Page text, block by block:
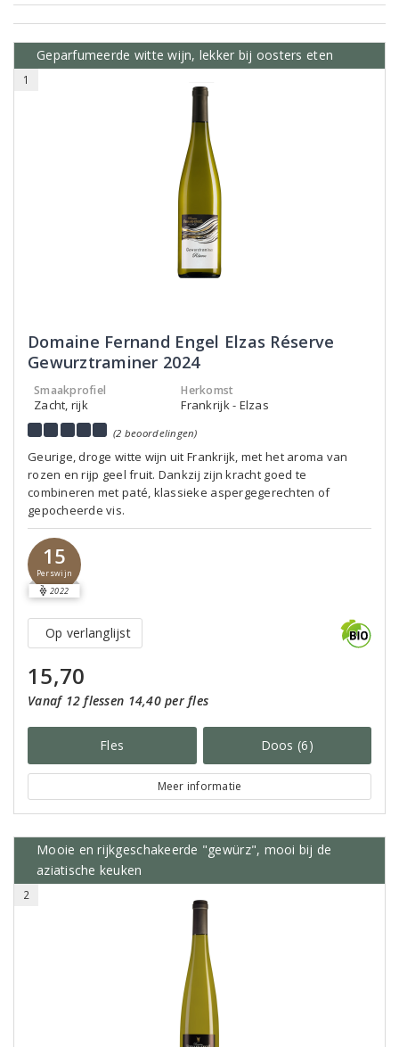
Geparfumeerde witte wijn, lekker bij oosters eten
1
Domaine Fernand Engel Elzas Réserve
Gewurztraminer 2024
Smaakprofiel
Zacht, rijk
Herkomst
Frankrijk - Elzas
(2 beoordelingen)
Geurige, droge witte wijn uit Frankrijk, met het aroma van
rozen en rijp geel fruit. Dankzij zijn kracht goed te
combineren met paté, klassieke aspergegerechten of
gepocheerde vis.
15
Perswijn
2022
Op verlanglijst
15,70
Vanaf 12 flessen 14,40 per fles
Fles Doos (6)
Meer informatie
Mooie en rijkgeschakeerde "gewürz", mooi bij de
aziatische keuken
2